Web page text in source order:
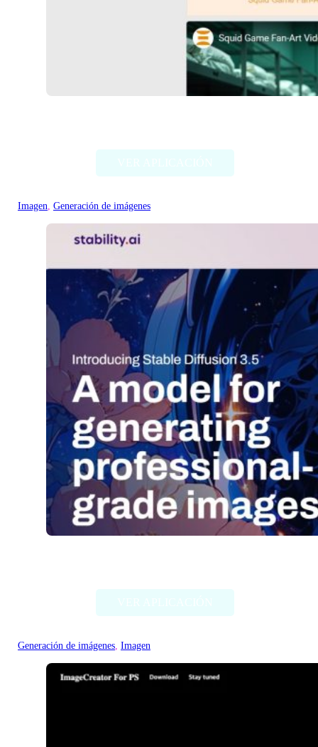
Imagen, Generación de imágenes
Generación de imágenes, Imagen